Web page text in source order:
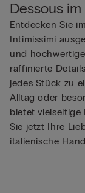
Dessous im
Entdecken Sie
Intimissimi
und
raffinierte
jedes Stück zu
Alltag oder
bietet vielseitige
Sie jetzt Ihre
italienische